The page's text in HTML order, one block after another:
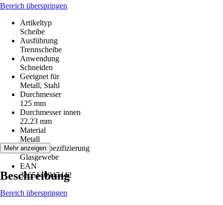
Bereich überspringen
Artikeltyp
Scheibe
Ausführung
Trennscheibe
Anwendung
Schneiden
Geeignet für
Metall, Stahl
Durchmesser
125 mm
Durchmesser innen
22,23 mm
Material
Metall
Materialspezifizierung
Glasgewebe
EAN
3165140947442
Mehr anzeigen
Beschreibung
Bereich überspringen